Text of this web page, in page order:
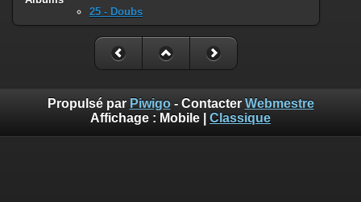
25 - Doubs
Propulsé par Piwigo- Contacter Webmestre
Affichage : Mobile Classique